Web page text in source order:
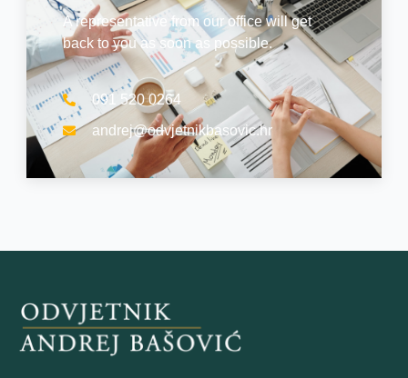
A representative from our office will get
back to you as soon as possible.
091 520 0264
andrej@odvjetnikbasovic.hr